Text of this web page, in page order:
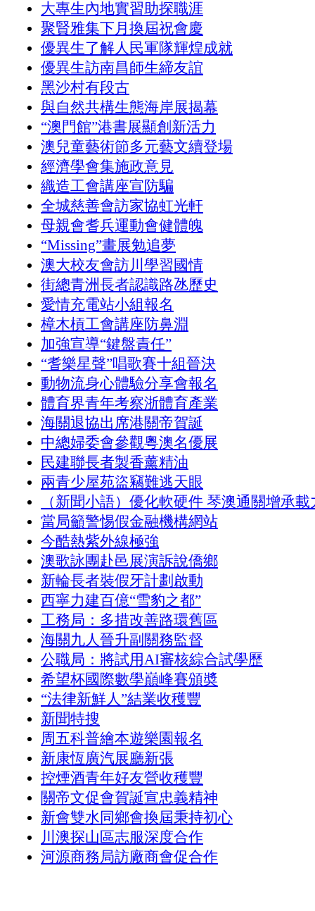
大專生內地實習助探職涯
聚賢雅集下月換屆祝會慶
優異生了解人民軍隊輝煌成就
優異生訪南昌師生締友誼
黑沙村有段古
與自然共構生態海岸展揭幕
“澳門館”港書展顯創新活力
澳兒童藝術節多元藝文續登場
經濟學會集施政意見
織造工會講座宣防騙
全城慈善會訪家協虹光軒
母親會耆兵運動會健體魄
“Missing”畫展勉追夢
澳大校友會訪川學習國情
街總青洲長者認識路氹歷史
愛情充電站小組報名
樟木槓工會講座防鼻淵
加強宣導“鍵盤責任”
“耆樂星聲”唱歌賽十組晉決
動物流身心體驗分享會報名
體育界青年考察浙體育產業
海關退協出席港關帝賀誕
中總婦委會參觀粵澳名優展
民建聯長者製香薰精油
兩青少屋苑盜竊難逃天眼
（新聞小語）優化軟硬件 琴澳通關增承載
當局籲警惕假金融機構網站
今酷熱紫外線極強
澳歌詠團赴邑展演訴說僑鄉
新輪長者裝假牙計劃啟動
西寧力建百億“雪豹之都”
工務局：多措改善路環舊區
海關九人晉升副關務監督
公職局：將試用AI審核綜合試學歷
希望杯國際數學巔峰賽頒奬
“法律新鮮人”結業收穫豐
新聞特搜
周五科普繪本遊樂園報名
新康恆廣汽展廳新張
控煙酒青年好友營收穫豐
關帝文促會賀誕宣忠義精神
新會雙水同鄉會換屆秉持初心
川澳探山區志服深度合作
河源商務局訪廠商會促合作